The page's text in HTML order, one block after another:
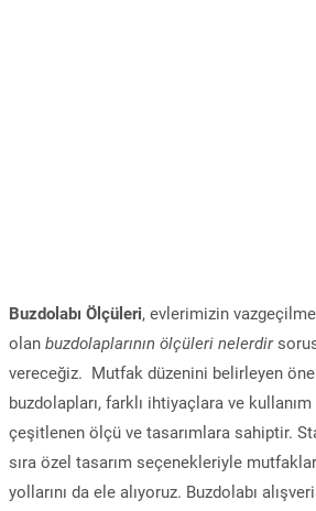
Buzdolabı Ölçüleri, evlerimizin
olan buzdolaplarının ölçüleri nelerdir
vereceğiz. Mutfak düzenini belirleyen
buzdolapları, farklı ihtiyaçlara ve
çeşitlenen ölçü ve tasarımlara sahiptir.
sıra özel tasarım seçenekleriyle
yollarını da ele alıyoruz. Buzdolabı